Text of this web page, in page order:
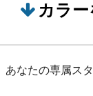
カラ
あなたの専属ス